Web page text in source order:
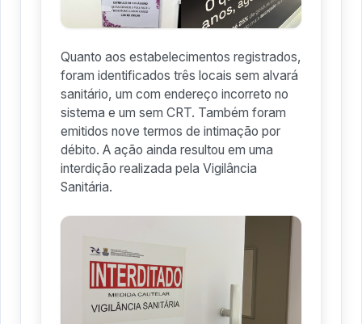
Quanto aos estabelecimentos registrados,
foram identificados três locais sem alvará
sanitário, um com endereço incorreto no
sistema e um sem CRT. Também foram
emitidos nove termos de intimação por
débito. A ação ainda resultou em uma
interdição realizada pela Vigilância
Sanitária.